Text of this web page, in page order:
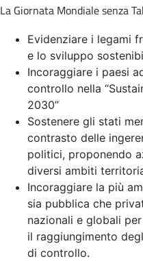
La Giornata Mondiale senza
Evidenziare i legami
e lo sviluppo
Incoraggiare i paesi
controllo nella
2030”
Sostenere gli stati
contrasto delle
politici, proponendo
diversi ambiti
Incoraggiare la più
sia pubblica che
nazionali e globali
il raggiungimento
di controllo.